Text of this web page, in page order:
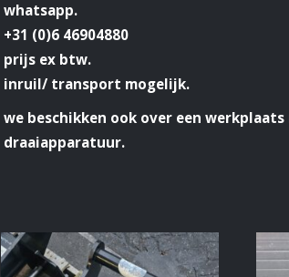
whatsapp.
+31 (0)6 46904880
prijs ex btw.
inruil/ transport mogelijk.
we beschikken ook over een
draaiapparatuur.